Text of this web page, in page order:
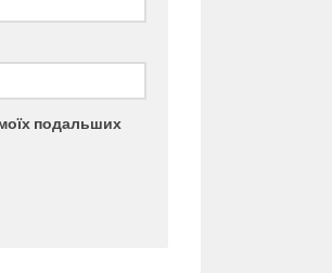
подальших